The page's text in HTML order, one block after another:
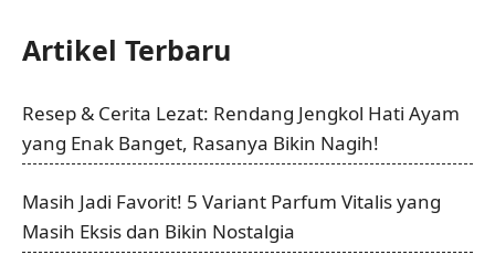
Artikel Terbaru
Resep & Cerita Lezat: Rendang Jengkol Hati Ayam
yang Enak Banget, Rasanya Bikin Nagih!
Masih Jadi Favorit! 5 Variant Parfum Vitalis yang
Masih Eksis dan Bikin Nostalgia